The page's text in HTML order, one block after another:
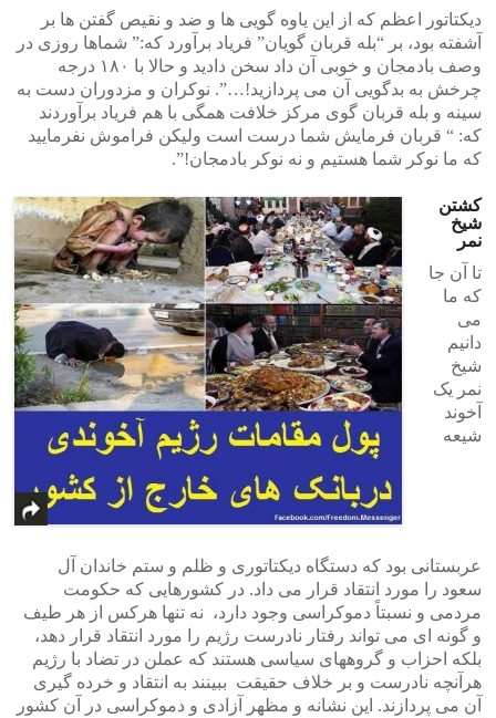
دیکتاتور اعظم که از این یاوه گویی ها و ضد و نقیص گفتن ها بر
آشفته بود، بر “بله قربان گویان” فریاد برآورد که:” شماها روزی در
وصف بادمجان و خوبی آن داد سخن دادید و حالا با ۱۸۰ درجه
چرخش به بدگویی آن می پردازید!…”. نوکران و مزدوران دست به
سینه و بله قربان گوی مرکز خلافت همگی با هم فریاد برآوردند
که: “ قربان فرمایش شما درست است ولیکن فراموش نفرمایید
که ما نوکر شما هستیم و نه نوکر بادمجان!”.
کشتن
شیخ
نمر
تا آن جا
که ما
می
دانیم
شیخ
نمر یک
آخوند
شیعه
عربستانی بود که دستگاه دیکتاتوری و ظلم و ستم خاندان آل
سعود را مورد انتقاد قرار می داد. در کشورهایی که حکومت
مردمی و نسبتاً دموکراسی وجود دارد، نه تنها هرکس از هر طیف
و گونه ای می تواند رفتار نادرست رژیم را مورد انتقاد قرار دهد،
بلکه احزاب و گروههای سیاسی هستند که عملن در تضاد با رژیم
هرآنچه نادرست و بر خلاف حقیقت ببینند به انتقاد و خرده گیری
آن می پردازند. این نشانه و مظهر آزادی و دموکراسی در آن کشور